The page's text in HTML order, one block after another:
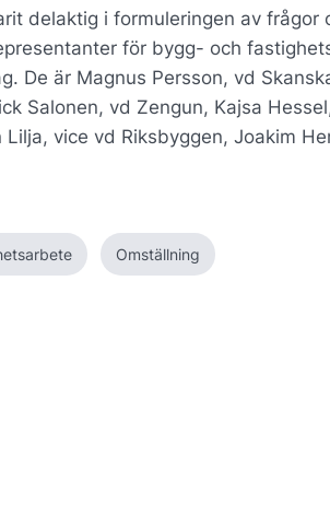
delaktig i formuleringen av frågor
för bygg- och
De är Magnus Persson, vd
Salonen, vd Zengun, Kajsa
vice vd Riksbyggen, Joakim
Omställning